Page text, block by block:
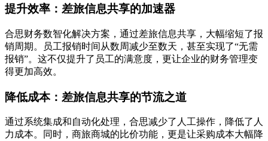
提升效率：差旅信息共享的加速器
合思财务数智化解决方案，通过差旅信息共享，大幅缩短了报
销周期。员工报销时间从数周减少至数天，甚至实现了“无需
报销”。这不仅提升了员工的满意度，更让企业的财务管理变
得更加高效。
降低成本：差旅信息共享的节流之道
通过系统集成和自动化处理，合思减少了人工操作，降低了人
力成本。同时，商旅商城的比价功能，更是让采购成本大幅降